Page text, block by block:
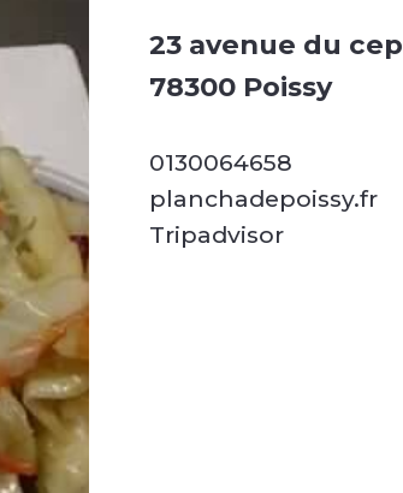
23 avenue du cep
78300 Poissy
0130064658
planchadepoissy.fr
Tripadvisor